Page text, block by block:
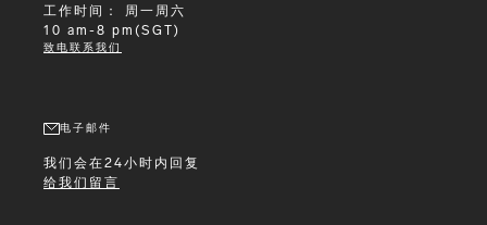
工作时间：
周一周六
10 am-8 pm(SGT)
致电联系我们
电子邮件
我们会在24小时内回复
给我们留言